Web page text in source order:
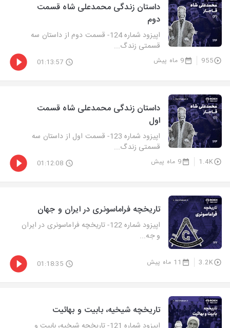
داستان زندگی محمدعلی شاه قسمت
دوم
اپیزود شماره 124- قسمت دوم از داستان سه
قسمتی زندگ...
955 9 ماه پیش 01:13:57
داستان زندگی محمدعلی شاه قسمت
اول
اپیزود شماره 123- قسمت اول از داستان سه
قسمتی زندگ...
1.4K 9 ماه پیش 01:12:08
تاریخچه فراماسونری در ایران و جهان
اپیزود شماره 122- تاریخچه فراماسونری در ایران
و جه...
3.2K 11 ماه پیش 01:18:35
تاریخچه شیخیه، بابیت و بهائیت